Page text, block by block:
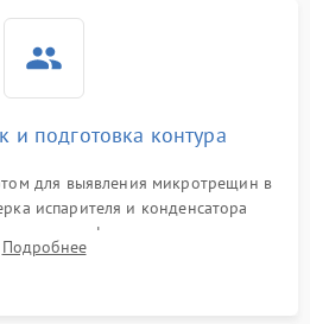
и подготовка контура
для выявления микротрещин в
испарителя и конденсатора
старого фильтра-осушителя и
трубки для устранения засоров.
Подробнее